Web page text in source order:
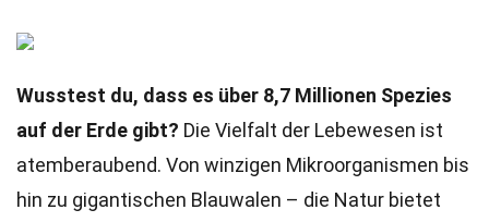
Wusstest du, dass es über 8,7 Millionen Spezies
auf der Erde gibt? Die Vielfalt der Lebewesen ist
atemberaubend. Von winzigen Mikroorganismen bis
hin zu gigantischen Blauwalen – die Natur bietet